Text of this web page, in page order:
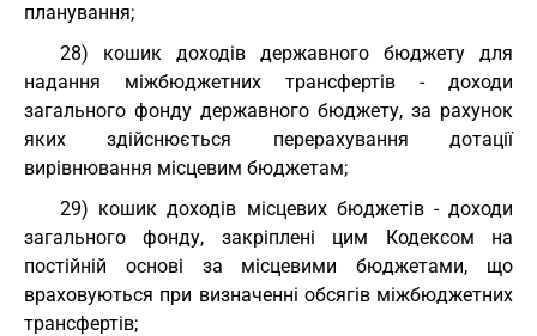
планування;
28) кошик доходів державного бюджету для
надання міжбюджетних трансфертів - доходи
загального фонду державного бюджету, за рахунок
яких здійснюється перерахування дотації
вирівнювання місцевим бюджетам;
29) кошик доходів місцевих бюджетів - доходи
загального фонду, закріплені цим Кодексом на
постійній основі за місцевими бюджетами, що
враховуються при визначенні обсягів міжбюджетних
трансфертів;